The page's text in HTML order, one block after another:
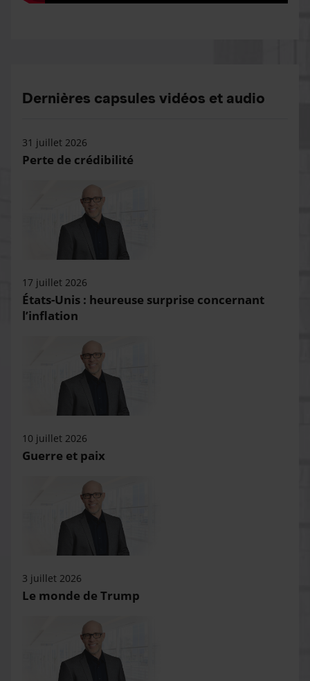
Dernières capsules vidéos et audio
31 juillet 2026
Perte de crédibilité
17 juillet 2026
États-Unis : heureuse surprise concernant
l’inflation
10 juillet 2026
Guerre et paix
3 juillet 2026
Le monde de Trump